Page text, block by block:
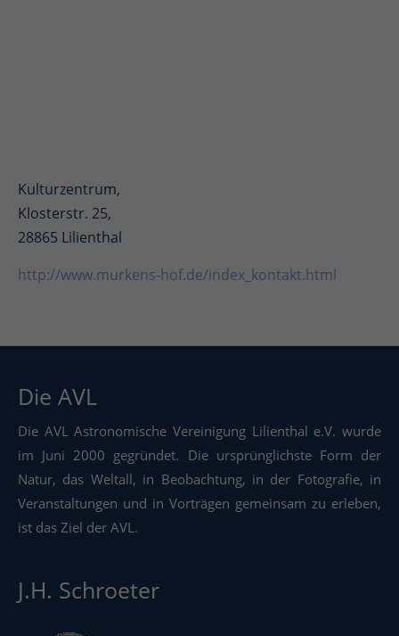
Kulturzentrum,
Klosterstr. 25,
28865 Lilienthal
http://www.murkens-hof.de/index_kontakt.html
Die AVL
Die AVL Astronomische Vereinigung Lilienthal e.V. wurde
im Juni 2000 gegründet. Die ursprünglichste Form der
Natur, das Weltall, in Beobachtung, in der Fotografie, in
Veranstaltungen und in Vorträgen gemeinsam zu erleben,
ist das Ziel der AVL.
J.H. Schroeter